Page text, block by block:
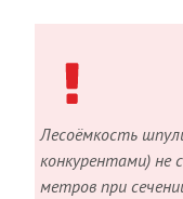
Лесоёмкость
конкурентами) не
метров при